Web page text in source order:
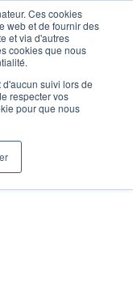
Ces cookies
web et de fournir des
et via d'autres
cookies que nous
suivi lors de
respecter vos
pour que nous
des